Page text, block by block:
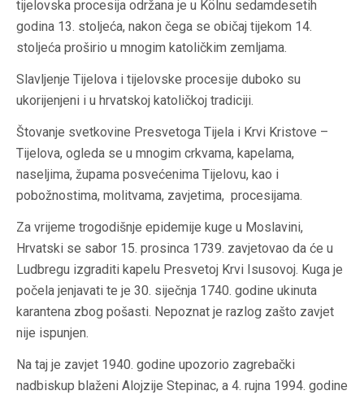
tijelovska procesija održana je u Kölnu sedamdesetih
godina 13. stoljeća, nakon čega se običaj tijekom 14.
stoljeća proširio u mnogim katoličkim zemljama.
Slavljenje Tijelova i tijelovske procesije duboko su
ukorijenjeni i u hrvatskoj katoličkoj tradiciji.
Štovanje svetkovine Presvetoga Tijela i Krvi Kristove –
Tijelova, ogleda se u mnogim crkvama, kapelama,
naseljima, župama posvećenima Tijelovu, kao i
pobožnostima, molitvama, zavjetima, procesijama.
Za vrijeme trogodišnje epidemije kuge u Moslavini,
Hrvatski se sabor 15. prosinca 1739. zavjetovao da će u
Ludbregu izgraditi kapelu Presvetoj Krvi Isusovoj. Kuga je
počela jenjavati te je 30. siječnja 1740. godine ukinuta
karantena zbog pošasti. Nepoznat je razlog zašto zavjet
nije ispunjen.
Na taj je zavjet 1940. godine upozorio zagrebački
nadbiskup blaženi Alojzije Stepinac, a 4. rujna 1994. godine